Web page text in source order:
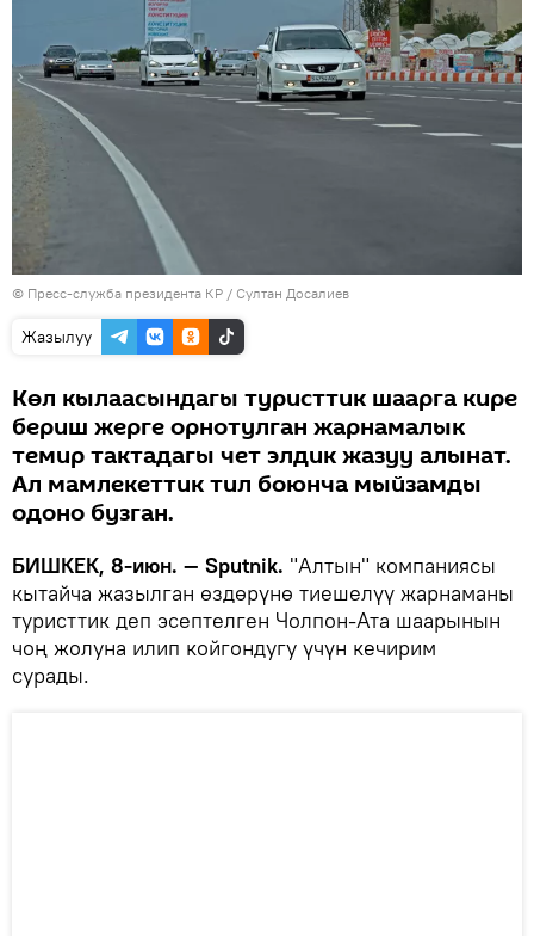
© Пресс-служба президента КР / Султан Досалиев
Жазылуу
Көл кылаасындагы туристтик шаарга кире
бериш жерге орнотулган жарнамалык
темир тактадагы чет элдик жазуу алынат.
Ал мамлекеттик тил боюнча мыйзамды
одоно бузган.
БИШКЕК, 8-июн. — Sputnik. "Алтын" компаниясы
кытайча жазылган өздөрүнө тиешелүү жарнаманы
туристтик деп эсептелген Чолпон-Ата шаарынын
чоң жолуна илип койгондугу үчүн кечирим
сурады.